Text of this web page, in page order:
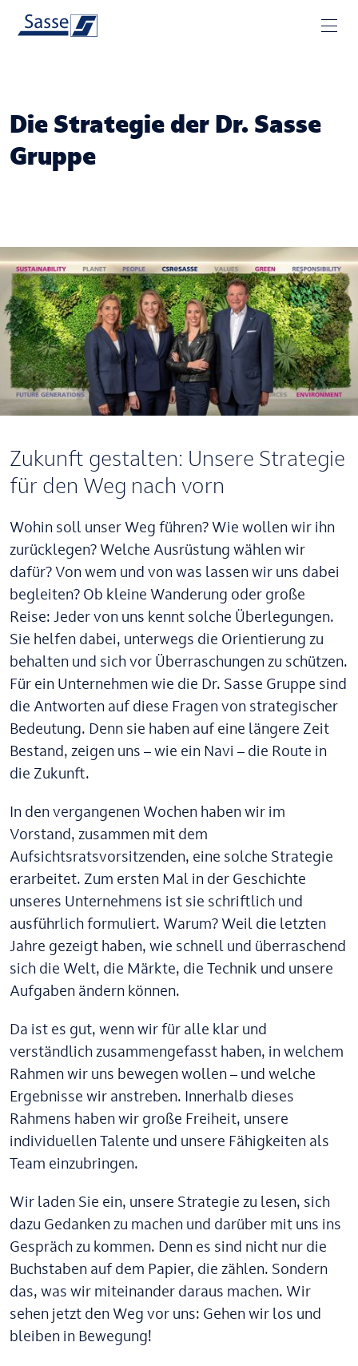
Die Strategie der Dr. Sasse
Gruppe
Zukunft gestalten: Unsere Strategie
für den Weg nach vorn
Wohin soll unser Weg führen? Wie wollen wir ihn
zurücklegen? Welche Ausrüstung wählen wir
dafür? Von wem und von was lassen wir uns dabei
begleiten? Ob kleine Wanderung oder große
Reise: Jeder von uns kennt solche Überlegungen.
Sie helfen dabei, unterwegs die Orientierung zu
behalten und sich vor Überraschungen zu schützen.
Für ein Unternehmen wie die Dr. Sasse Gruppe sind
die Antworten auf diese Fragen von strategischer
Bedeutung. Denn sie haben auf eine längere Zeit
Bestand, zeigen uns – wie ein Navi – die Route in
die Zukunft.
In den vergangenen Wochen haben wir im
Vorstand, zusammen mit dem
Aufsichtsratsvorsitzenden, eine solche Strategie
erarbeitet. Zum ersten Mal in der Geschichte
unseres Unternehmens ist sie schriftlich und
ausführlich formuliert. Warum? Weil die letzten
Jahre gezeigt haben, wie schnell und überraschend
sich die Welt, die Märkte, die Technik und unsere
Aufgaben ändern können.
Da ist es gut, wenn wir für alle klar und
verständlich zusammengefasst haben, in welchem
Rahmen wir uns bewegen wollen – und welche
Ergebnisse wir anstreben. Innerhalb dieses
Rahmens haben wir große Freiheit, unsere
individuellen Talente und unsere Fähigkeiten als
Team einzubringen.
Wir laden Sie ein, unsere Strategie zu lesen, sich
dazu Gedanken zu machen und darüber mit uns ins
Gespräch zu kommen. Denn es sind nicht nur die
Buchstaben auf dem Papier, die zählen. Sondern
das, was wir miteinander daraus machen. Wir
sehen jetzt den Weg vor uns: Gehen wir los und
bleiben in Bewegung!